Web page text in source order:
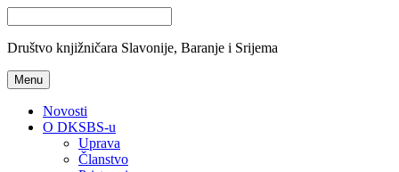
Društvo knjižničara Slavonije, Baranje i Srijema
Menu
Novosti
O DKSBS-u
Uprava
Članstvo